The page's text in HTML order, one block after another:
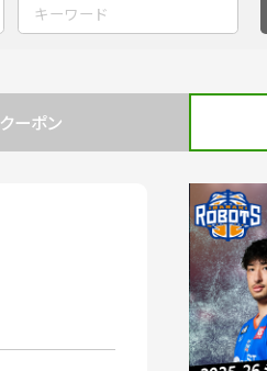
クーポン